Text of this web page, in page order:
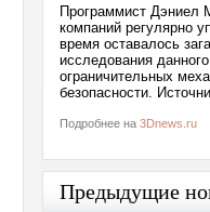
Программист Дэниел
компаний регулярно
время оставалось
исследования
ограничительных
безопасности.
Подробнее на 3Dnews.ru
Предыдущие